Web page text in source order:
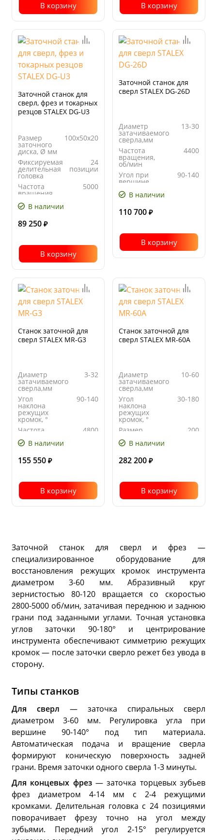
В корзину В корзину
Заточной станок для
сверл, фрез и токарных
резцов STALEX DG-U3
Размер
заточного
диска, Ø мм
100х50х20
Фиксируемая
делительная
головка
24
позиции
Частота
вращения,
5000
Напряжение,
В наличии
89 250 ₽
В корзину
Заточной станок для
сверл STALEX DG-26D
Диаметр
затачиваемого
сверла,мм
13-30
Частота
вращения,
об/мин
4400
Угол при
вершине
90-140
Напряжение,
В наличии
110 700 ₽
В корзину
Станок заточной для
сверл STALEX MR-G3
Диаметр
затачиваемого
сверла,мм
3-32
Угол
наклона
режущих
кромок, °
90-140
Частота
об/мин
4800
В
В наличии
155 550 ₽
В корзину
Станок заточной для
сверл STALEX MR-60A
Диаметр
затачиваемого
сверла,мм
10-60
Угол
наклона
режущих
кромок, °
30-180
Размер
диска, Ø мм
200
вращения,
В наличии
282 200 ₽
В корзину
Заточной станок для сверл и фрез —
специализированное оборудование для
восстановления режущих кромок инструмента
диаметром 3-60 мм. Абразивный круг
зернистостью 80-120 вращается со скоростью
2800-5000 об/мин, затачивая переднюю и заднюю
грани под заданными углами. Точная установка
углов заточки 90-180° и центрирование
инструмента обеспечивают симметрию режущих
кромок — после заточки сверло режет без увода в
сторону.
Типы станков
Для сверл — заточка спиральных сверл
диаметром 3-60 мм. Регулировка угла при
вершине 90-140° под тип материала.
Автоматическая подача и вращение сверла
формируют коническую поверхность задней
грани. Время заточки одного сверла 1-3 минуты.
Для концевых фрез— заточка торцевых зубьев
фрез диаметром 4-14 мм с 2-4 режущими
кромками. Делительная головка с 24 позициями
поворачивает фрезу точно на угол между
зубьями. Передний угол 2-15° регулируется